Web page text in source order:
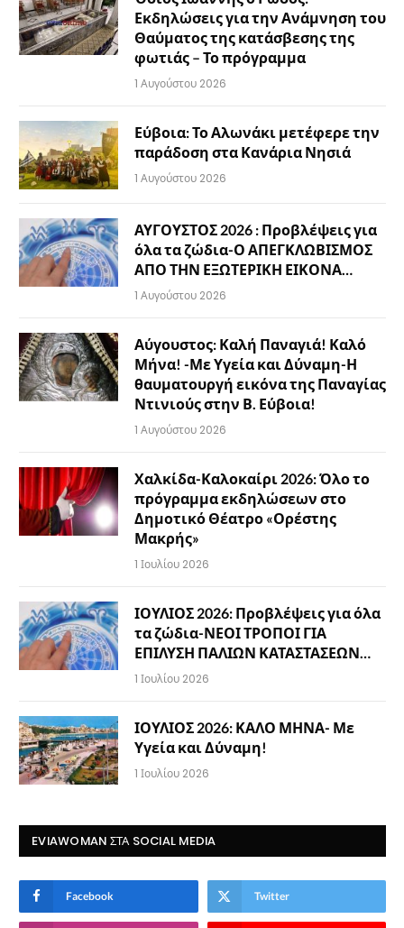
Εκδηλώσεις για την Ανάμνηση του
Θαύματος της κατάσβεσης της
φωτιάς – Το πρόγραμμα
1 Αυγούστου 2026
Εύβοια: Το Αλωνάκι μετέφερε την
παράδοση στα Κανάρια Νησιά
1 Αυγούστου 2026
ΑΥΓΟΥΣΤΟΣ 2026 : Προβλέψεις για
όλα τα ζώδια-Ο ΑΠΕΓΚΛΩΒΙΣΜΟΣ
ΑΠΟ ΤΗΝ ΕΞΩΤΕΡΙΚΗ ΕΙΚΟΝΑ…
1 Αυγούστου 2026
Αύγουστος: Καλή Παναγιά! Καλό
Μήνα! -Με Υγεία και Δύναμη-Η
θαυματουργή εικόνα της Παναγίας
Ντινιούς στην Β. Εύβοια!
1 Αυγούστου 2026
Χαλκίδα-Καλοκαίρι 2026: Όλο το
πρόγραμμα εκδηλώσεων στο
Δημοτικό Θέατρο «Ορέστης
Μακρής»
1 Ιουλίου 2026
ΙΟΥΛΙΟΣ 2026: Προβλέψεις για όλα
τα ζώδια-ΝΕΟΙ ΤΡΟΠΟΙ ΓΙΑ
ΕΠΙΛΥΣΗ ΠΑΛΙΩΝ ΚΑΤΑΣΤΑΣΕΩΝ…
1 Ιουλίου 2026
ΙΟΥΛΙΟΣ 2026: ΚΑΛΟ ΜΗΝΑ- Με
Υγεία και Δύναμη!
1 Ιουλίου 2026
EVIAWOMAN ΣΤΑ SOCIAL MEDIA
Facebook Twitter